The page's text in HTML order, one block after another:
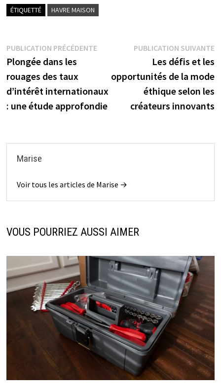
ÉTIQUETTÉ HAVRE MAISON
Navigation
de
l’article
PUBLICATION PRÉCÉDENTEPublication
Plongée dans les
rouages des taux
d’intérêt internationaux
: une étude approfondie
PUBLICATION SUIVANTE
Les défis et les
opportunités de la mode
éthique selon les
créateurs innovants
Marise
Voir tous les articles de Marise →
VOUS POURRIEZ AUSSI AIMER